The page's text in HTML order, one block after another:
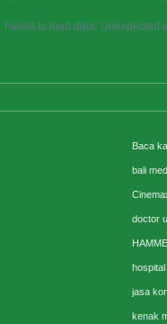
Failed to load data: Unexpected
Baca
bali
doctor
jasa
kenak